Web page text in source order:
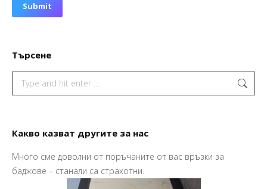
Submit
Търсене
Search:
Какво казват другите за нас
Много сме доволни от поръчаните от вас връзки за
баджове – станали са страхотни.